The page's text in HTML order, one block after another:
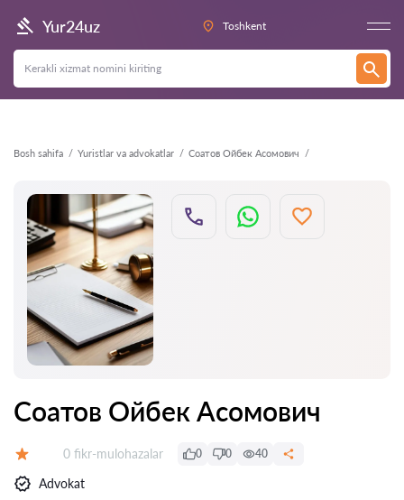
Yur24uz Toshkent
Bosh sahifa Yuristlar va advokatlar Соатов Ойбек Асомович
Orqaga
Соатов Ойбек Асомович
Fikrlar:
0 fikr-mulohazalar 0 0 40
Advokat